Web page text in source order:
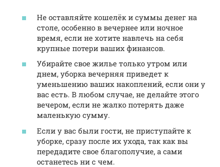
Не оставляйте кошелёк и суммы денег на
столе, особенно в вечернее или ночное
время, если не хотите навлечь на себя
крупные потери ваших финансов.
Убирайте свое жилье только утром или
днем, уборка вечерняя приведет к
уменьшению ваших накоплений, если они у
вас есть. В любом случае, не делайте этого
вечером, если не жалко потерять даже
маленькую сумму.
Если у вас были гости, не приступайте к
уборке, сразу после их ухода, так как вы
передадите свое благополучие, а сами
останетесь ни с чем.